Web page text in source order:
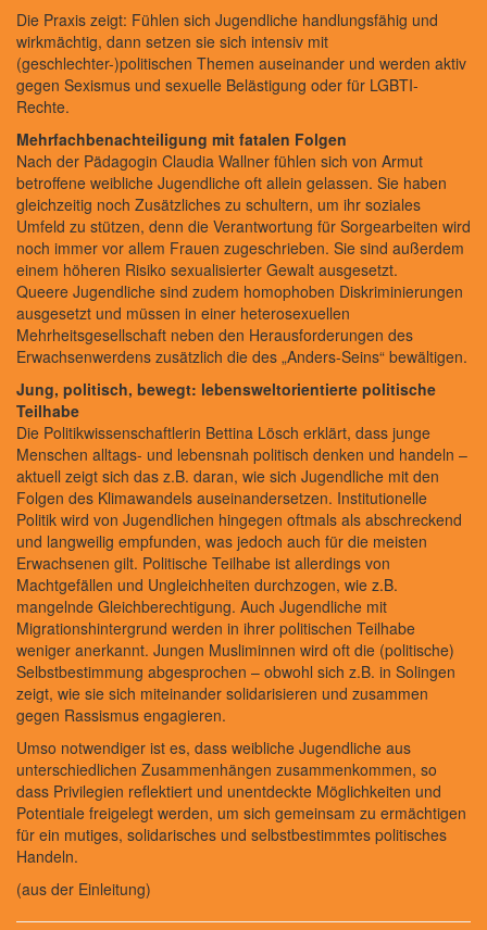
Die Praxis zeigt: Fühlen sich Jugendliche handlungsfähig und
wirkmächtig, dann setzen sie sich intensiv mit
(geschlechter-)politischen Themen auseinander und werden aktiv
gegen Sexismus und sexuelle Belästigung oder für LGBTI-
Rechte.
Mehrfachbenachteiligung mit fatalen Folgen
Nach der Pädagogin Claudia Wallner fühlen sich von Armut
betroffene weibliche Jugendliche oft allein gelassen. Sie haben
gleichzeitig noch Zusätzliches zu schultern, um ihr soziales
Umfeld zu stützen, denn die Verantwortung für Sorgearbeiten wird
noch immer vor allem Frauen zugeschrieben. Sie sind außerdem
einem höheren Risiko sexualisierter Gewalt ausgesetzt.
Queere Jugendliche sind zudem homophoben Diskriminierungen
ausgesetzt und müssen in einer heterosexuellen
Mehrheitsgesellschaft neben den Herausforderungen des
Erwachsenwerdens zusätzlich die des „Anders-Seins“ bewältigen.
Jung, politisch, bewegt: lebensweltorientierte politische
Teilhabe
Die Politikwissenschaftlerin Bettina Lösch erklärt, dass junge
Menschen alltags- und lebensnah politisch denken und handeln –
aktuell zeigt sich das z.B. daran, wie sich Jugendliche mit den
Folgen des Klimawandels auseinandersetzen. Institutionelle
Politik wird von Jugendlichen hingegen oftmals als abschreckend
und langweilig empfunden, was jedoch auch für die meisten
Erwachsenen gilt. Politische Teilhabe ist allerdings von
Machtgefällen und Ungleichheiten durchzogen, wie z.B.
mangelnde Gleichberechtigung. Auch Jugendliche mit
Migrationshintergrund werden in ihrer politischen Teilhabe
weniger anerkannt. Jungen Musliminnen wird oft die (politische)
Selbstbestimmung abgesprochen – obwohl sich z.B. in Solingen
zeigt, wie sie sich miteinander solidarisieren und zusammen
gegen Rassismus engagieren.
Umso notwendiger ist es, dass weibliche Jugendliche aus
unterschiedlichen Zusammenhängen zusammenkommen, so
dass Privilegien reflektiert und unentdeckte Möglichkeiten und
Potentiale freigelegt werden, um sich gemeinsam zu ermächtigen
für ein mutiges, solidarisches und selbstbestimmtes politisches
Handeln.
(aus der Einleitung)